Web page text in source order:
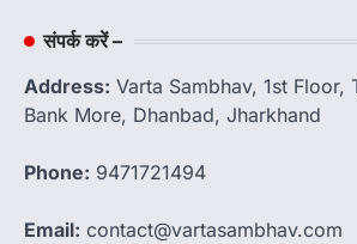
संपर्क करें –
Address: Varta Sambhav, 1st Floor,
Bank More, Dhanbad, Jharkhand
Phone: 9471721494
Email: contact@vartasambhav.com